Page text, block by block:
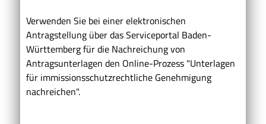
Verwenden Sie bei einer elektronischen
Antragstellung über das Serviceportal Baden-
Württemberg für die Nachreichung von
Antragsunterlagen den Online-Prozess "Unterlagen
für immissionsschutzrechtliche Genehmigung
nachreichen".